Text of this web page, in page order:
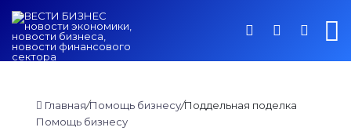
Switch
Войти
Главная/Помощь бизнесу/Поддельная поделка
Помощь бизнесу